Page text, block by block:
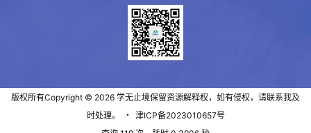
版权所有Copyright © 2026 学无止境保留资源解释权，如有侵权，请联系我及
时处理。
・ 津ICP备2023010657号